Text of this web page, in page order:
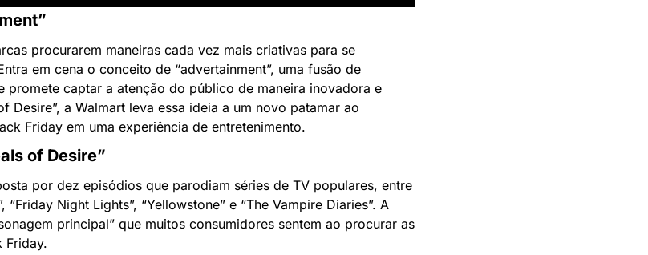
procurarem maneiras cada vez mais criativas para se
em cena o conceito de “advertainment”, uma fusão de
promete captar a atenção do público de maneira inovadora e
Desire”, a Walmart leva essa ideia a um novo patamar ao
Friday em uma experiência de entretenimento.
of Desire”
por dez episódios que parodiam séries de TV populares, entre
Night Lights”, “Yellowstone” e “The Vampire Diaries”. A
principal” que muitos consumidores sentem ao procurar as
Friday.